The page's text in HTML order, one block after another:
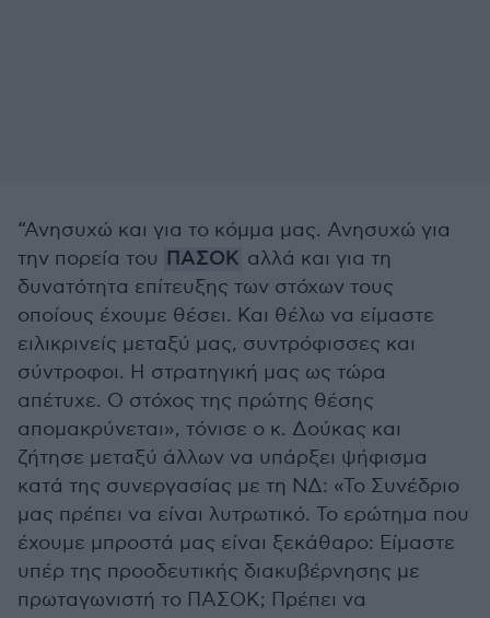
“Ανησυχώ και για το κόμμα μας. Ανησυχώ για
την πορεία του ΠΑΣΟΚ αλλά και για τη
δυνατότητα επίτευξης των στόχων τους
οποίους έχουμε θέσει. Και θέλω να είμαστε
ειλικρινείς μεταξύ μας, συντρόφισσες και
σύντροφοι. Η στρατηγική μας ως τώρα
απέτυχε. Ο στόχος της πρώτης θέσης
απομακρύνεται», τόνισε ο κ. Δούκας και
ζήτησε μεταξύ άλλων να υπάρξει ψήφισμα
κατά της συνεργασίας με τη ΝΔ: «Το Συνέδριο
μας πρέπει να είναι λυτρωτικό. Το ερώτημα που
έχουμε μπροστά μας είναι ξεκάθαρο: Είμαστε
υπέρ της προοδευτικής διακυβέρνησης με
πρωταγωνιστή το ΠΑΣΟΚ; Πρέπει να